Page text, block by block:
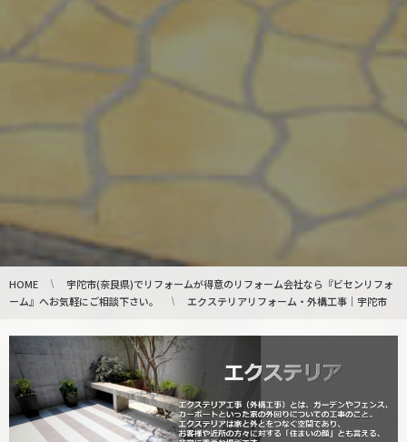
HOME
宇陀市(奈良県)でリフォームが得意のリフォーム会社なら『ビセンリフォ
ーム』へお気軽にご相談下さい。
エクステリアリフォーム・外構工事｜宇陀市